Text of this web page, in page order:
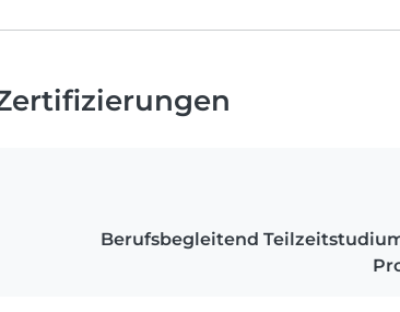
Berufsbegleitend